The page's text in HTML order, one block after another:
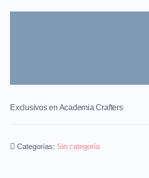
Exclusivos en Academia Crafters
Categorías: Sin categoría